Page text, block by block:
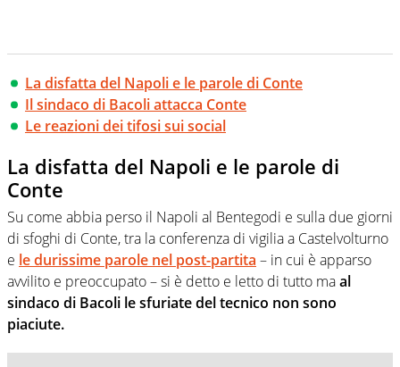
La disfatta del Napoli e le parole di Conte
Il sindaco di Bacoli attacca Conte
Le reazioni dei tifosi sui social
La disfatta del Napoli e le parole di
Conte
Su come abbia perso il Napoli al Bentegodi e sulla due giorni
di sfoghi di Conte, tra la conferenza di vigilia a Castelvolturno
e le durissime parole nel post-partita – in cui è apparso
avvilito e preoccupato – si è detto e letto di tutto maal
sindaco di Bacoli le sfuriate del tecnico non sono
piaciute.